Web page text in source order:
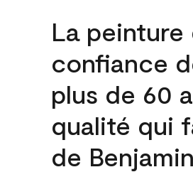
La
confiance
plus de 60
qualité qui
de